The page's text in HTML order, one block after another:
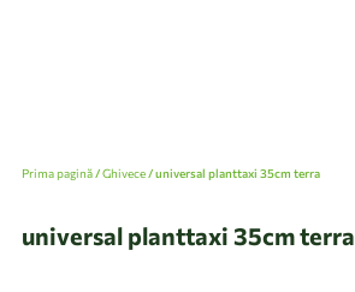
Prima pagină/Ghivece/ universal planttaxi 35cm terra
universal planttaxi 35cm terra